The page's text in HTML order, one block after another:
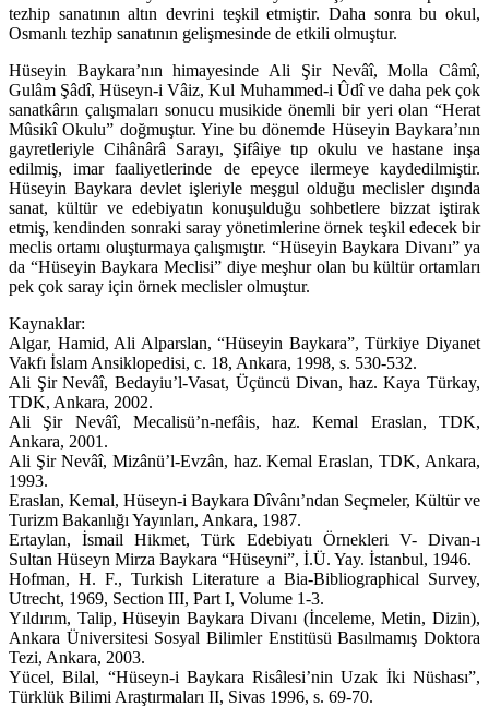
tezhip sanatının altın devrini teşkil etmiştir. Daha sonra bu okul,
Osmanlı tezhip sanatının gelişmesinde de etkili olmuştur.
Hüseyin Baykara’nın himayesinde Ali Şir Nevâî, Molla Câmî,
Gulâm Şâdî, Hüseyn-i Vâiz, Kul Muhammed-i Ûdî ve daha pek çok
sanatkârın çalışmaları sonucu musikide önemli bir yeri olan “Herat
Mûsikî Okulu” doğmuştur. Yine bu dönemde Hüseyin Baykara’nın
gayretleriyle Cihânârâ Sarayı, Şifâiye tıp okulu ve hastane inşa
edilmiş, imar faaliyetlerinde de epeyce ilermeye kaydedilmiştir.
Hüseyin Baykara devlet işleriyle meşgul olduğu meclisler dışında
sanat, kültür ve edebiyatın konuşulduğu sohbetlere bizzat iştirak
etmiş, kendinden sonraki saray yönetimlerine örnek teşkil edecek bir
meclis ortamı oluşturmaya çalışmıştır. “Hüseyin Baykara Divanı” ya
da “Hüseyin Baykara Meclisi” diye meşhur olan bu kültür ortamları
pek çok saray için örnek meclisler olmuştur.
Kaynaklar:
Algar, Hamid, Ali Alparslan, “Hüseyin Baykara”, Türkiye Diyanet
Vakfı İslam Ansiklopedisi, c. 18, Ankara, 1998, s. 530-532.
Ali Şir Nevâî, Bedayiu’l-Vasat, Üçüncü Divan, haz. Kaya Türkay,
TDK, Ankara, 2002.
Ali Şir Nevâî, Mecalisü’n-nefâis, haz. Kemal Eraslan, TDK,
Ankara, 2001.
Ali Şir Nevâî, Mizânü’l-Evzân, haz. Kemal Eraslan, TDK, Ankara,
1993.
Eraslan, Kemal, Hüseyn-i Baykara Dîvânı’ndan Seçmeler, Kültür ve
Turizm Bakanlığı Yayınları, Ankara, 1987.
Ertaylan, İsmail Hikmet, Türk Edebiyatı Örnekleri V- Divan-ı
Sultan Hüseyn Mirza Baykara “Hüseyni”, İ.Ü. Yay. İstanbul, 1946.
Hofman, H. F., Turkish Literature a Bia-Bibliographical Survey,
Utrecht, 1969, Section III, Part I, Volume 1-3.
Yıldırım, Talip, Hüseyin Baykara Divanı (İnceleme, Metin, Dizin),
Ankara Üniversitesi Sosyal Bilimler Enstitüsü Basılmamış Doktora
Tezi, Ankara, 2003.
Yücel, Bilal, “Hüseyn-i Baykara Risâlesi’nin Uzak İki Nüshası”,
Türklük Bilimi Araştırmaları II, Sivas 1996, s. 69-70.